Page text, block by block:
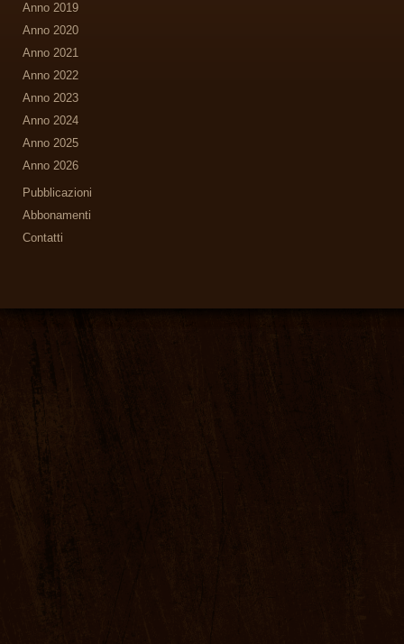
Anno 2019
Anno 2020
Anno 2021
Anno 2022
Anno 2023
Anno 2024
Anno 2025
Anno 2026
Pubblicazioni
Abbonamenti
Contatti